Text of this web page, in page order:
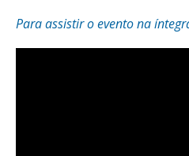
Para assistir o evento na